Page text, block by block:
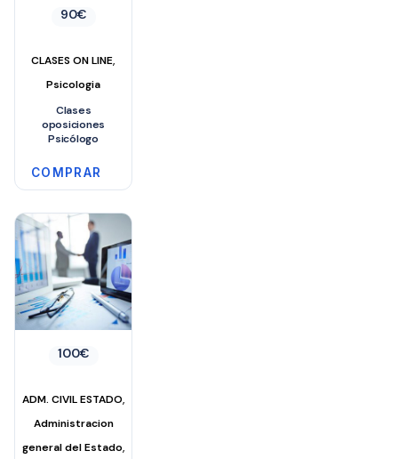
90€
CLASES ON LINE,
Psicologia
Clases
oposiciones
Psicólogo
COMPRAR
100€
ADM. CIVIL ESTADO,
Administracion
general del Estado,